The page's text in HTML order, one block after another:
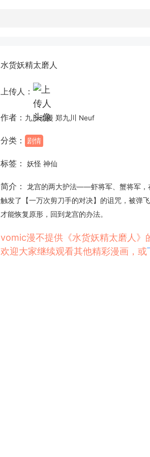
水货妖精太磨人
上传人：
作者： 九川动漫 郑九川 Neuf
分类： 剧情
标签： 妖怪 神仙
简介：
龙宫的两大护法——虾将军、蟹将军，
触发了【一万次剪刀手的对决】的诅咒，被弹
才能恢复原形，回到龙宫的办法。
vomic漫不提供《水货妖精太磨人》
欢迎大家继续观看其他精彩漫画，或